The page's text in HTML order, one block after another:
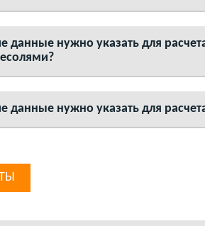
данные нужно указать для
данные нужно указать для